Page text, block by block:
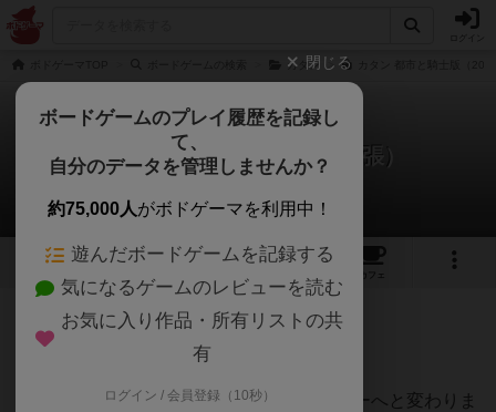
カタン
カタン： 都市と騎士版（拡張）
まつりさんのレビュー
17 2 13
カフェ
1091名 2名 0 8年以上前
この拡張を入れるだけでカタンが急に重ゲーへと変わりま
閉じる
ボードゲームのプレイ履歴を記録し
て、
自分のデータを管理しませんか？
約75,000人がボドゲーマを利用中！
遊んだボードゲームを記録する
気になるゲームのレビューを読む
お気に入り作品・所有リストの共
有
ログイン / 会員登録（10秒）